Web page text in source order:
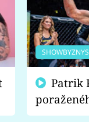
SHOWBYZNYS
fanoušci